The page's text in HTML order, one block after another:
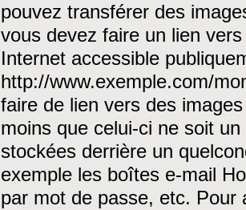
pouvez transférer des
vous devez faire un lien
Internet accessible
http://www.exemple.com/
faire de lien vers des
moins que celui-ci ne soit
stockées derrière un
exemple les boîtes e-mail
par mot de passe, etc. Pour